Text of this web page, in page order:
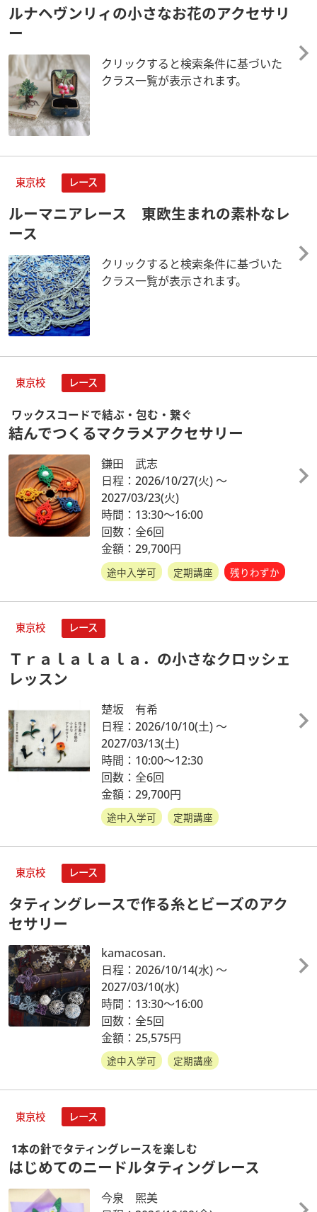
ルナヘヴンリィの小さなお花のアクセサリ
ー
クリックすると検索条件に基づいた
クラス一覧が表示されます。
東京校 レース
ルーマニアレース 東欧生まれの素朴なレ
ース
クリックすると検索条件に基づいた
クラス一覧が表示されます。
東京校 レース
ワックスコードで結ぶ・包む・繋ぐ
結んでつくるマクラメアクセサリー
鎌田 武志
日程：2026/10/27(火)～
2027/03/23(火)
時間：13:30～16:00
回数：全6回
金額：29,700円
途中入学可 定期講座 残りわずか
東京校 レース
Ｔｒａｌａｌａｌａ．の小さなクロッシェ
レッスン
楚坂 有希
日程：2026/10/10(土)～
2027/03/13(土)
時間：10:00～12:30
回数：全6回
金額：29,700円
途中入学可 定期講座
東京校 レース
タティングレースで作る糸とビーズのアク
セサリー
kamacosan.
日程：2026/10/14(水)～
2027/03/10(水)
時間：13:30～16:00
回数：全5回
金額：25,575円
途中入学可 定期講座
東京校 レース
1本の針でタティングレースを楽しむ
はじめてのニードルタティングレース
今泉 煕美